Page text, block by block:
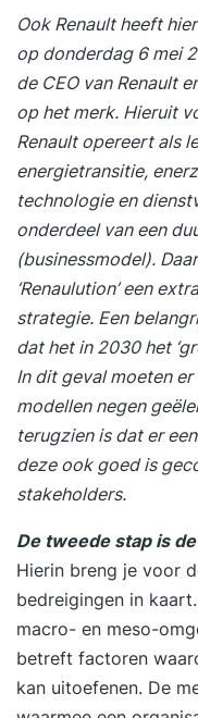
zoekt om meer
eigenaarschap
uitdaging vindt
te laten bewegen
strategiedirecteuren Welke kennis kennis
na de training? Situatieanalyse – Verschillende
methoden om de
analyseren
om van visie naar
Kader – Begrip
visie, ambitie, en
Kennis om een
te onderscheiden
– Focus,
wendbaarheid en
basiskennis –
de OKR-methode
op te stellen OKR-
deelnemers van
Identificeren van
hier mee om te
OKR-proces
Ook Renault heeft
op donderdag 6 mei
de CEO van Renault
op het merk. Hieruit
Renault opereert als
energietransitie,
technologie en
onderdeel van een
(businessmodel).
‘Renaulution’ een
strategie. Een
dat het in 2030 het
In dit geval moeten
modellen negen
terugzien is dat er
deze ook goed is
stakeholders.
De tweede stap is
Hierin breng je voor
bedreigingen in
macro- en meso-
betreft factoren
kan uitoefenen. De